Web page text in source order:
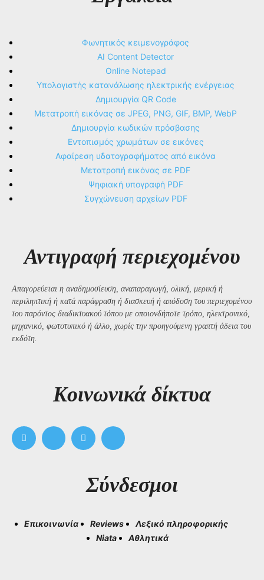
Φωνητικός κειμενογράφος
AI Content Detector
Online Notepad
Υπολογιστής κατανάλωσης ηλεκτρικής ενέργειας
Δημιουργία QR Code
Μετατροπή εικόνας σε JPEG, PNG, GIF, BMP, WebP
Δημιουργία κωδικών πρόσβασης
Εντοπισμός χρωμάτων σε εικόνες
Αφαίρεση υδατογραφήματος από εικόνα
Μετατροπή εικόνας σε PDF
Ψηφιακή υπογραφή PDF
Συγχώνευση αρχείων PDF
Αντιγραφή περιεχομένου
Απαγορεύεται η αναδημοσίευση, αναπαραγωγή, ολική, μερική ή
περιληπτική ή κατά παράφραση ή διασκευή ή απόδοση του περιεχομένου
του παρόντος διαδικτυακού τόπου με οποιονδήποτε τρόπο, ηλεκτρονικό,
μηχανικό, φωτοτυπικό ή άλλο, χωρίς την προηγούμενη γραπτή άδεια του
εκδότη.
Kοινωνικά δίκτυα
Σύνδεσμοι
Επικοινωνία Reviews
Λεξικό πληροφορικής
Niata
Αθλητικά